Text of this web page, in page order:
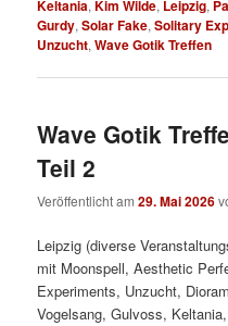
Keltania,Kim Wilde, Leipzig,
Gurdy,Solar Fake,Solitary
Unzucht,Wave Gotik Treffen
Wave Gotik
Teil 2
Veröffentlicht am29. Mai 2026
Leipzig (diverse
mit Moonspell, Aesthetic
Experiments, Unzucht,
Vogelsang, Gulvoss,